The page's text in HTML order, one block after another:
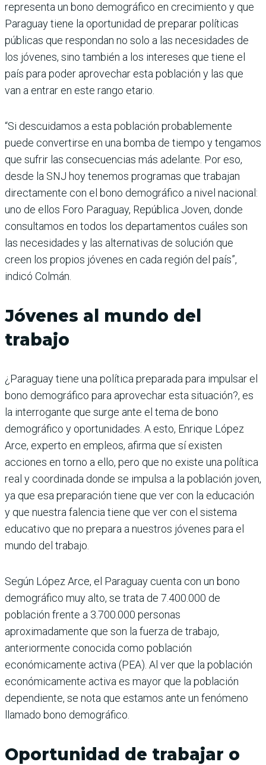
representa un bono demográfico en crecimiento y que
Paraguay tiene la oportunidad de preparar políticas
públicas que respondan no solo a las necesidades de
los jóvenes, sino también a los intereses que tiene el
país para poder aprovechar esta población y las que
van a entrar en este rango etario.
“Si descuidamos a esta población probablemente
puede convertirse en una bomba de tiempo y tengamos
que sufrir las consecuencias más adelante. Por eso,
desde la SNJ hoy tenemos programas que trabajan
directamente con el bono demográfico a nivel nacional:
uno de ellos Foro Paraguay, República Joven, donde
consultamos en todos los departamentos cuáles son
las necesidades y las alternativas de solución que
creen los propios jóvenes en cada región del país”,
indicó Colmán.
Jóvenes al mundo del
trabajo
¿Paraguay tiene una política preparada para impulsar el
bono demográfico para aprovechar esta situación?, es
la interrogante que surge ante el tema de bono
demográfico y oportunidades. A esto, Enrique López
Arce, experto en empleos, afirma que sí existen
acciones en torno a ello, pero que no existe una política
real y coordinada donde se impulsa a la población joven,
ya que esa preparación tiene que ver con la educación
y que nuestra falencia tiene que ver con el sistema
educativo que no prepara a nuestros jóvenes para el
mundo del trabajo.
Según López Arce, el Paraguay cuenta con un bono
demográfico muy alto, se trata de 7.400.000 de
población frente a 3.700.000 personas
aproximadamente que son la fuerza de trabajo,
anteriormente conocida como población
económicamente activa (PEA). Al ver que la población
económicamente activa es mayor que la población
dependiente, se nota que estamos ante un fenómeno
llamado bono demográfico.
Oportunidad de trabajar o